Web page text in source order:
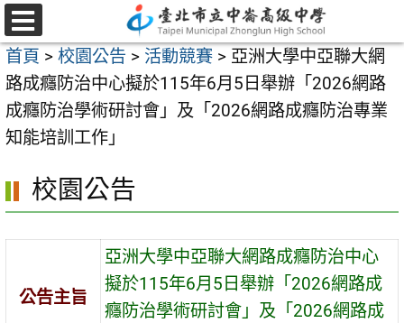
跳
至
主
要
內
容
選
單
首頁 > 校園公告 > 活動競賽 > 亞洲大學中亞聯大網
路成癮防治中心擬於115年6月5日舉辦「2026網路
成癮防治學術研討會」及「2026網路成癮防治專業
知能培訓工作」
校園公告
公告主旨
亞洲大學中亞聯大網路成癮防治中心
擬於115年6月5日舉辦「2026網路成
癮防治學術研討會」及「2026網路成